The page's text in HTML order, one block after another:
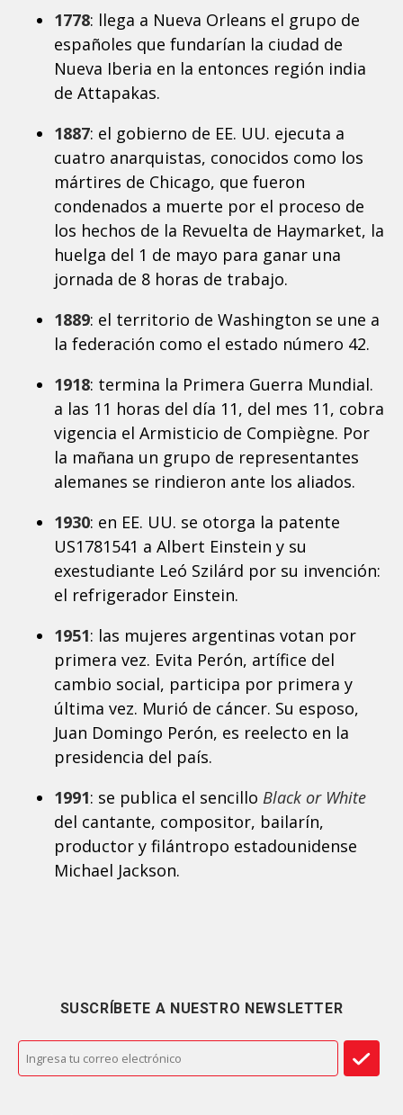
1778: llega a Nueva Orleans el grupo de
españoles que fundarían la ciudad de
Nueva Iberia en la entonces región india
de Attapakas.
1887: el gobierno de EE. UU. ejecuta a
cuatro anarquistas, conocidos como los
mártires de Chicago, que fueron
condenados a muerte por el proceso de
los hechos de la Revuelta de Haymarket, la
huelga del 1 de mayo para ganar una
jornada de 8 horas de trabajo.
1889: el territorio de Washington se une a
la federación como el estado número 42.
1918: termina la Primera Guerra Mundial.
a las 11 horas del día 11, del mes 11, cobra
vigencia el Armisticio de Compiègne. Por
la mañana un grupo de representantes
alemanes se rindieron ante los aliados.
1930: en EE. UU. se otorga la patente
US1781541 a Albert Einstein y su
exestudiante Leó Szilárd por su invención:
el refrigerador Einstein.
1951: las mujeres argentinas votan por
primera vez. Evita Perón, artífice del
cambio social, participa por primera y
última vez. Murió de cáncer. Su esposo,
Juan Domingo Perón, es reelecto en la
presidencia del país.
1991: se publica el sencillo Black or White
del cantante, compositor, bailarín,
productor y filántropo estadounidense
Michael Jackson.
SUSCRÍBETE A NUESTRO NEWSLETTER